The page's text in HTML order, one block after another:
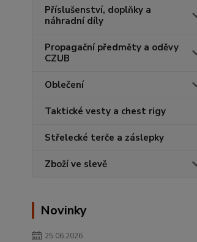
Příslušenství, doplňky a
náhradní díly
Propagační předměty a oděvy
CZUB
Oblečení
Taktické vesty a chest rigy
Střelecké terče a záslepky
Zboží ve slevě
Novinky
25.06.2026